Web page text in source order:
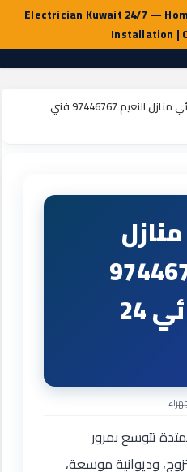
كهربائي منازل النعيم 97446767 فني
97446767
فني كهربائي 24
تتوسع بمرور
وديوانية موسعة،